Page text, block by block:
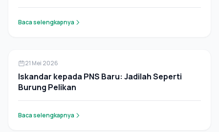
Baca selengkapnya
Berita
21 Mei 2026
Iskandar kepada PNS Baru: Jadilah Seperti
Burung Pelikan
Baca selengkapnya